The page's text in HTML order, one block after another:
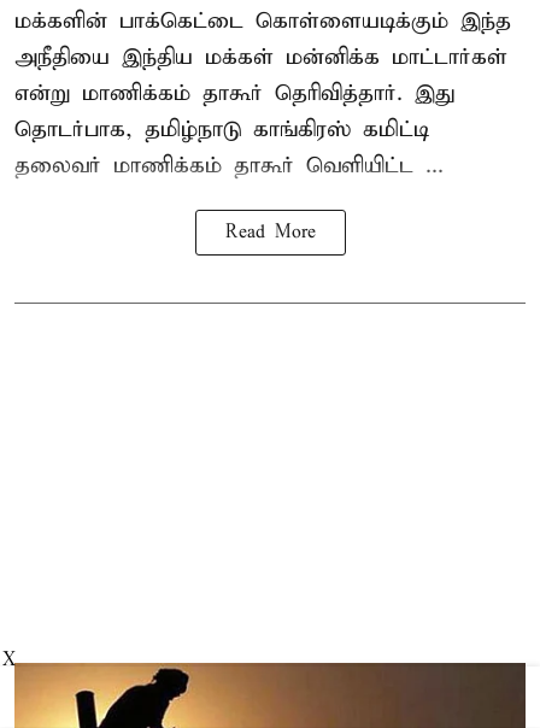
மக்களின் பாக்கெட்டை கொள்ளையடிக்கும் இந்த
அநீதியை இந்திய மக்கள் மன்னிக்க மாட்டார்கள்
என்று மாணிக்கம் தாகூர் தெரிவித்தார். இது
தொடர்பாக, தமிழ்நாடு காங்கிரஸ் கமிட்டி
தலைவர் மாணிக்கம் தாகூர் வெளியிட்ட ...
Read More
X